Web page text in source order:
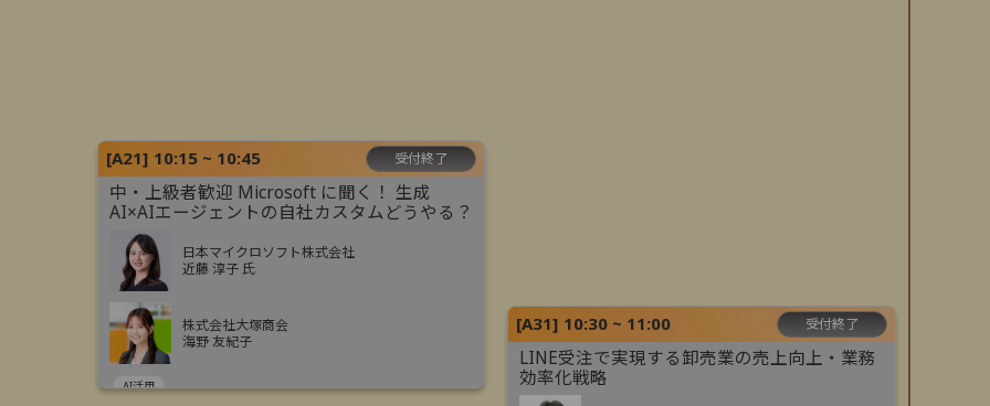
[A21] 10:15 ~ 10:45 受付終了
中・上級者歓迎 Microsoft に聞く！ 生成
AI×AIエージェントの自社カスタムどうやる？
日本マイクロソフト株式会社
近藤 淳子 氏
株式会社大塚商会
海野 友紀子
AI活用
[A31] 10:30 ~ 11:00 受付終了
LINE受注で実現する卸売業の売上向上・業務
効率化戦略